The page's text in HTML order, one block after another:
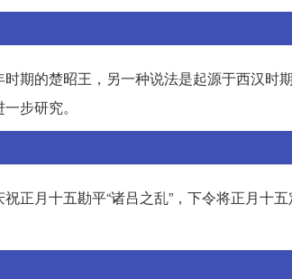
期的楚昭王，另一种说法是起源于西汉时期
步研究。
月十五勘平“诸吕之乱”，下令将正月十五